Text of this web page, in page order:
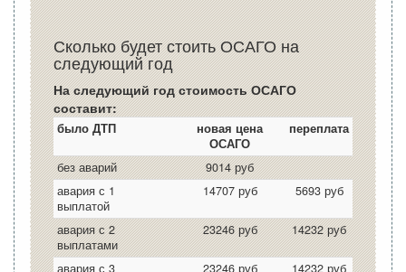
Сколько будет стоить ОСАГО на
следующий год
На следующий год стоимость ОСАГО
составит:
было ДТП
новая цена
ОСАГО
переплата
без аварий
9014 руб
авария с 1
выплатой
14707 руб 5693 руб
авария с 2
выплатами
23246 руб 14232 руб
авария с 3
23246 руб 14232 руб